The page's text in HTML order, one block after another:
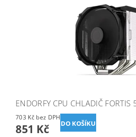
ENDORFY CPU CHLADIČ
703 Kč bez DPH
851 Kč